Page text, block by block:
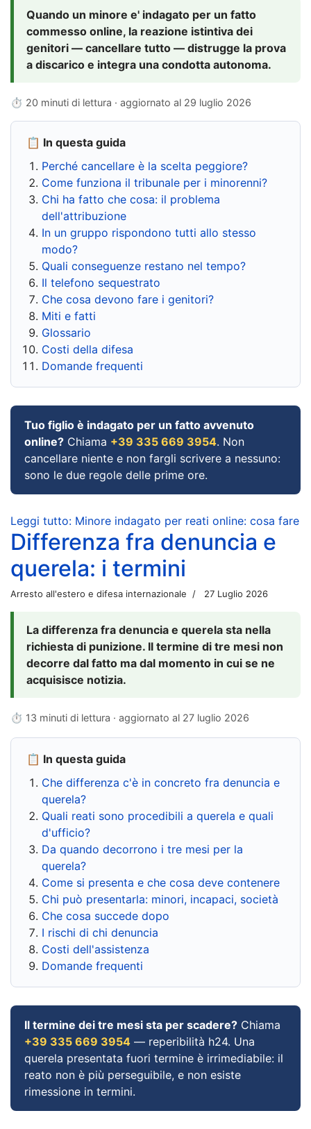
Quando un minore e' indagato per un fatto
commesso online, la reazione istintiva dei
genitori — cancellare tutto — distrugge la prova
a discarico e integra una condotta autonoma.
⏱ 20 minuti di lettura · aggiornato al 29 luglio 2026
📋 In questa guida
Perché cancellare è la scelta peggiore?
Come funziona il tribunale per i minorenni?
Chi ha fatto che cosa: il problema
dell'attribuzione
In un gruppo rispondono tutti allo stesso
modo?
Quali conseguenze restano nel tempo?
Il telefono sequestrato
Che cosa devono fare i genitori?
Miti e fatti
Glossario
Costi della difesa
Domande frequenti
Tuo figlio è indagato per un fatto avvenuto
online? Chiama +39 335 669 3954. Non
cancellare niente e non fargli scrivere a nessuno:
sono le due regole delle prime ore.
Leggi tutto: Minore indagato per reati online: cosa fare
Differenza fra denuncia e
querela: i termini
Arresto all'estero e difesa internazionale 27 Luglio 2026
La differenza fra denuncia e querela sta nella
richiesta di punizione. Il termine di tre mesi non
decorre dal fatto ma dal momento in cui se ne
acquisisce notizia.
⏱ 13 minuti di lettura · aggiornato al 27 luglio 2026
📋 In questa guida
Che differenza c'è in concreto fra denuncia e
querela?
Quali reati sono procedibili a querela e quali
d'ufficio?
Da quando decorrono i tre mesi per la
querela?
Come si presenta e che cosa deve contenere
Chi può presentarla: minori, incapaci, società
Che cosa succede dopo
I rischi di chi denuncia
Costi dell'assistenza
Domande frequenti
Il termine dei tre mesi sta per scadere? Chiama
+39 335 669 3954 — reperibilità h24. Una
querela presentata fuori termine è irrimediabile: il
reato non è più perseguibile, e non esiste
rimessione in termini.